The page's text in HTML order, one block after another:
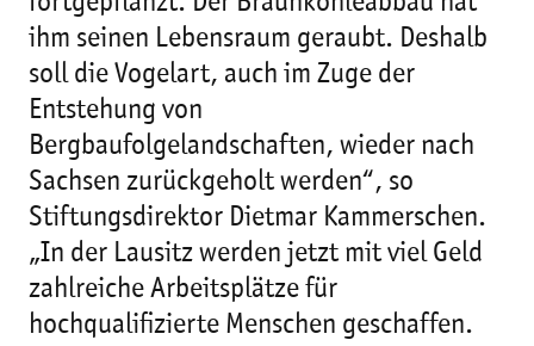
ihm seinen Lebensraum geraubt. Deshalb
soll die Vogelart, auch im Zuge der
Entstehung von
Bergbaufolgelandschaften, wieder nach
Sachsen zurückgeholt werden“, so
Stiftungsdirektor Dietmar Kammerschen.
„In der Lausitz werden jetzt mit viel Geld
zahlreiche Arbeitsplätze für
hochqualifizierte Menschen geschaffen.